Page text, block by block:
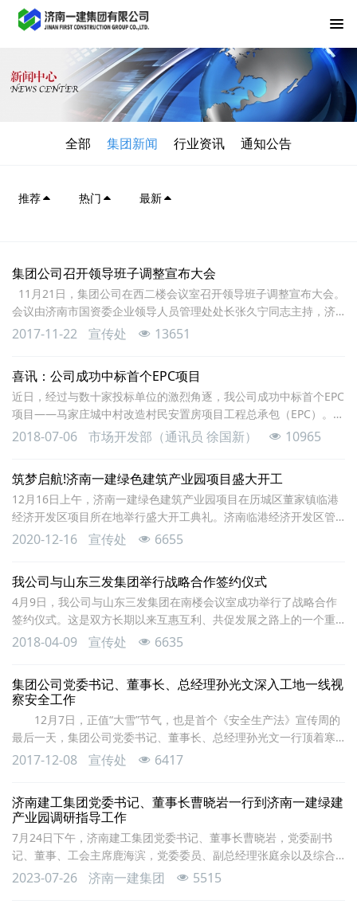
全部 集团新闻 行业资讯 通知公告
推荐 热门 最新
集团公司召开领导班子调整宣布大会
11月21日，集团公司在西二楼会议室召开领导班子调整宣布大会。
会议由济南市国资委企业领导人员管理处处长张久宁同志主持，济
南市国资委副主任谢红兵同志作重要讲话。集团公司领导班子全体
委党委关于济南一建集团总公司党组织更名和集团领导班子调整的
通知。经市国资委党委
2017-11-22 宣传处 13651
喜讯：公司成功中标首个EPC项目
近日，经过与数十家投标单位的激烈角逐，我公司成功中标首个EPC
项目——马家庄城中村改造村民安置房项目工程总承包（EPC）。该
工程位于济南市市中区，由济南中博置业有限公司投资建设，建筑
面积12.98万平方米，中标总价3.88亿元，中标范围包括工程的相关
工、调试、验收、保修及配合手续办理等全过程工程总承包。EPC模
式是目前大型工程项目中采用最多
2018-07-06 市场开发部（通讯员 徐国新） 10965
筑梦启航!济南一建绿色建筑产业园项目盛大开工
12月16日上午，济南一建绿色建筑产业园项目在历城区董家镇临港
经济开发区项目所在地举行盛大开工典礼。济南临港经济开发区管
委会副主任李民、济南市国资委战略规划处处长李峰、历城区董家
务部部长侯德健、历城区工业和信息化局工业科科长吕新等各级领
导及山东纬剑工程设计有限公司董事长蔡剑、山东建勘
2020-12-16 宣传处 6655
我公司与山东三发集团举行战略合作签约仪式
4月9日，我公司与山东三发集团在南楼会议室成功举行了战略合作
签约仪式。这是双方长期以来互惠互利、共促发展之路上的一个重
要的里程碑，标志着双方建立了稳固的战略合作伙伴关系，开启了
步合作进行了广泛深入的交流。我公司常务副总经理、总经济师胡
云双、副总经理栾兆杰、办公室主任杨兴建、直属项目公
2018-04-09 宣传处 6635
集团公司党委书记、董事长、总经理孙光文深入工地一线视
察安全工作
12月7日，正值“大雪”节气，也是首个《安全生产法》宣传周的
最后一天，集团公司党委书记、董事长、总经理孙光文一行顶着寒
风来到中海·华山珑城外国语学校和重汽翡翠雅郡工地现场，深入视
2017-12-08 宣传处 6417
济南建工集团党委书记、董事长曹晓岩一行到济南一建绿建
产业园调研指导工作
7月24日下午，济南建工集团党委书记、董事长曹晓岩，党委副书
记、董事、工会主席鹿海滨，党委委员、副总经理张庭余以及综合
办公室主任畅佳佳等一行来到济南一建绿色建筑产业园，对济南一
2023-07-26 济南一建集团 5515